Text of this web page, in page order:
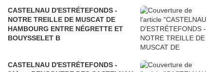
CASTELNAU D'ESTRÉTEFONDS -
NOTRE TREILLE DE MUSCAT DE
HAMBOURG ENTRE NÉGRETTE ET
BOUYSSELET B
CASTELNAU D'ESTRÉTEFONDS -